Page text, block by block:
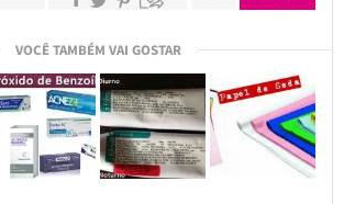
VOCÊ TAMBÉM VAI GOSTAR